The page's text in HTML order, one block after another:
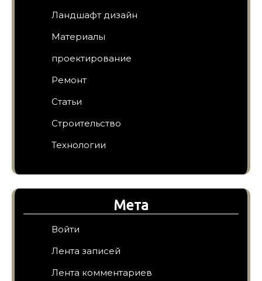
Ландшафт дизайн
Материалы
проектирование
Ремонт
Статьи
Строительство
Технологии
Мета
Войти
Лента записей
Лента комментариев